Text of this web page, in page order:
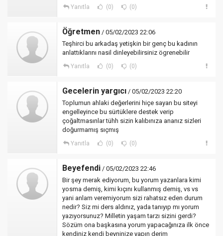
Yanıtla (0) (0)
Öğretmen / 05/02/2023 22:06
Teşhirci bu arkadaş yetişkin bir genç bu kadının
anlattıklarını nasil dinleyebilirsiniz ögrenebilir
Yanıtla (0) (0)
Gecelerin yargıcı / 05/02/2023 22:20
Toplumun ahlaki değerlerini hiçe sayan bu siteyi
engelleyince bu sürtüklere destek verip
çoğaltmasınlar tühh sizin kalıbınıza ananız sizleri
doğurmamış sıçmış
Yanıtla (0) (0)
Beyefendi / 05/02/2023 22:46
Bir şey merak ediyorum, bu yorum yazanlara kimi
yosma demiş, kimi kıçını kullanmış demiş, vs vs
yani anlam veremiyorum sizi rahatsız eden durum
nedir? Siz mi ders aldınız, yada tanıyıp mı yorum
yazıyorsunuz? Milletin yaşam tarzı sizini gerdi?
Sözüm ona başkasına yorum yapacağınıza ilk önce
kendiniz kendi beyninize yapın derim